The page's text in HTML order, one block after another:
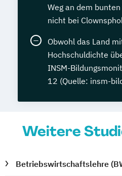
Weg an dem
nicht bei
Obwohl das Land
Hochschuldichte
INSM-
12 (Quelle: insm-
Weitere
Betriebswirtschaftslehre